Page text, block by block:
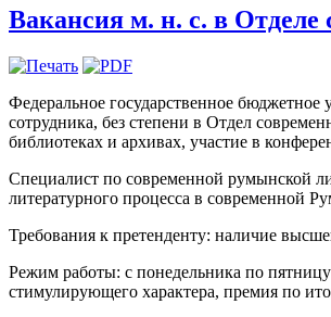
Вакансия м. н. с. в
Федеральное государственное
сотрудника, без степени в Отдел
библиотеках и архивах, участие в
Специалист по современной румынской
литературного процесса в современной
Требования к претенденту: наличие
Режим работы: с понедельника по
стимулирующего характера, премия по